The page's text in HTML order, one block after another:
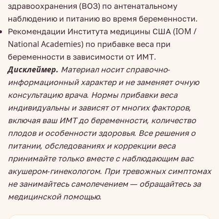
здравоохранения (ВОЗ) по антенатальному
наблюдению и питанию во время беременности.
Рекомендации Института медицины США (IOM /
National Academies) по прибавке веса при
беременности в зависимости от ИМТ.
Дисклеймер. Материал носит справочно-
информационный характер и не заменяет очную
консультацию врача. Нормы прибавки веса
индивидуальны и зависят от многих факторов,
включая ваш ИМТ до беременности, количество
плодов и особенности здоровья. Все решения о
питании, обследованиях и коррекции веса
принимайте только вместе с наблюдающим вас
акушером-гинекологом. При тревожных симптомах
не занимайтесь самолечением — обращайтесь за
медицинской помощью.